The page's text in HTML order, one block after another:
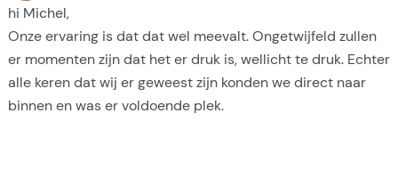
hi Michel,
Onze ervaring is dat dat wel meevalt. Ongetwijfeld zullen
er momenten zijn dat het er druk is, wellicht te druk. Echter
alle keren dat wij er geweest zijn konden we direct naar
binnen en was er voldoende plek.